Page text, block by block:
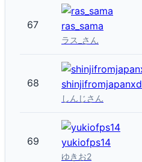
67 ras_sama
ラス_さん
68 shinjifromjapanxd
しんじさん
69 yukiofps14
ゆきお2